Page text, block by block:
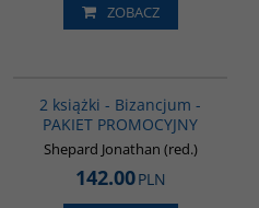
ZOBACZ
2 książki - Bizancjum -
PAKIET PROMOCYJNY
Shepard Jonathan (red.)
142.00PLN